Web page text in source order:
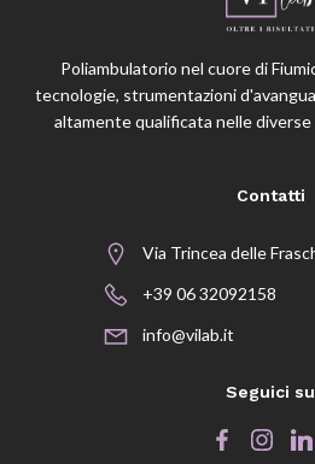
Poliambulatorio nel cuore di
tecnologie, strumentazioni
altamente qualificata nelle
Contatti
Via Trincea delle
+39 06 32092158
info@vilab.it
Seguici su